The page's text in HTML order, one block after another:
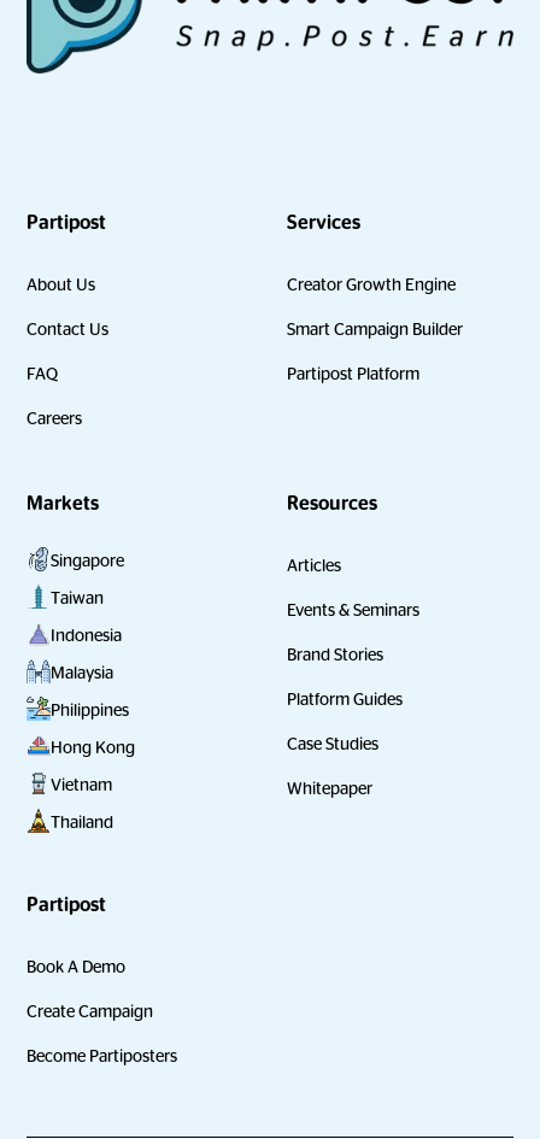
Partipost
About Us
Contact Us
FAQ
Careers
Services
Creator Growth Engine
Smart Campaign Builder
Partipost Platform
Markets
Singapore
Taiwan
Indonesia
Malaysia
Philippines
Hong Kong
Vietnam
Thailand
Resources
Articles
Events & Seminars
Brand Stories
Platform Guides
Case Studies
Whitepaper
Partipost
Book A Demo
Create Campaign
Become Partiposters